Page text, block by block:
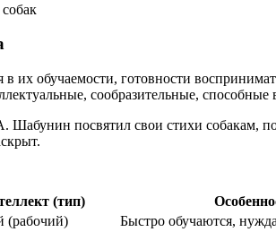
в их обучаемости, готовности
сообразительные,
посвятил свои стихи собакам,
(тип)
(рабочий)
Быстро обучаются,